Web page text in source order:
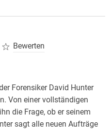
Bewerten
Forensiker David Hunter
Von einer vollständigen
die Frage, ob er seinem
sagt alle neuen Aufträge